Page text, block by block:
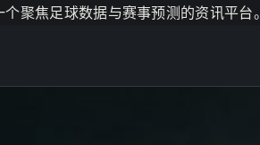
聚焦足球数据与赛事预测的资讯平台。